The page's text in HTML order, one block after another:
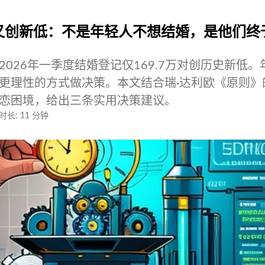
新低：不是年轻人不想结婚，是他们终
年一季度结婚登记仅169.7万对创历史新低。
理性的方式做决策。本文结合瑞·达利欧《原则》
困境，给出三条实用决策建议。
长: 11 分钟